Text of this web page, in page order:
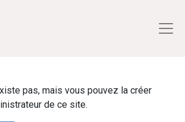
pas, mais vous pouvez la créer
de ce site.